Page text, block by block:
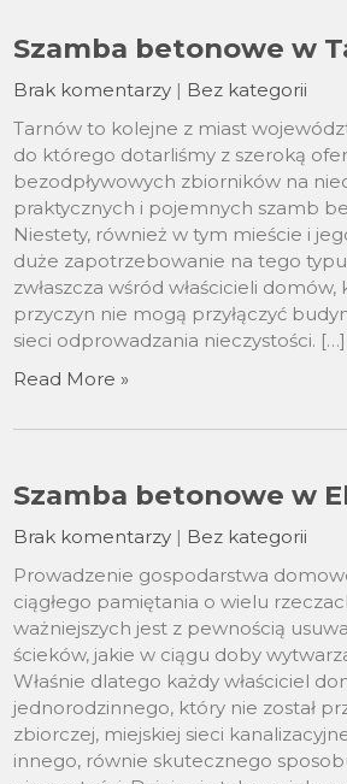
Szamba betonowe w
Brak komentarzy | Bez kategorii
Tarnów to kolejne z miast
do którego dotarliśmy z szeroką
bezodpływowych zbiorników na
praktycznych i pojemnych szamb
Niestety, również w tym mieście i
duże zapotrzebowanie na tego
zwłaszcza wśród właścicieli
przyczyn nie mogą przyłączyć
sieci odprowadzania nieczystości. […]
Read More »
Szamba betonowe w
Brak komentarzy | Bez kategorii
Prowadzenie gospodarstwa
ciągłego pamiętania o wielu
ważniejszych jest z pewnością
ścieków, jakie w ciągu doby
Właśnie dlatego każdy właściciel
jednorodzinnego, który nie został
zbiorczej, miejskiej sieci
innego, równie skutecznego